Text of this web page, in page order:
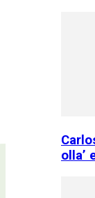
olla’